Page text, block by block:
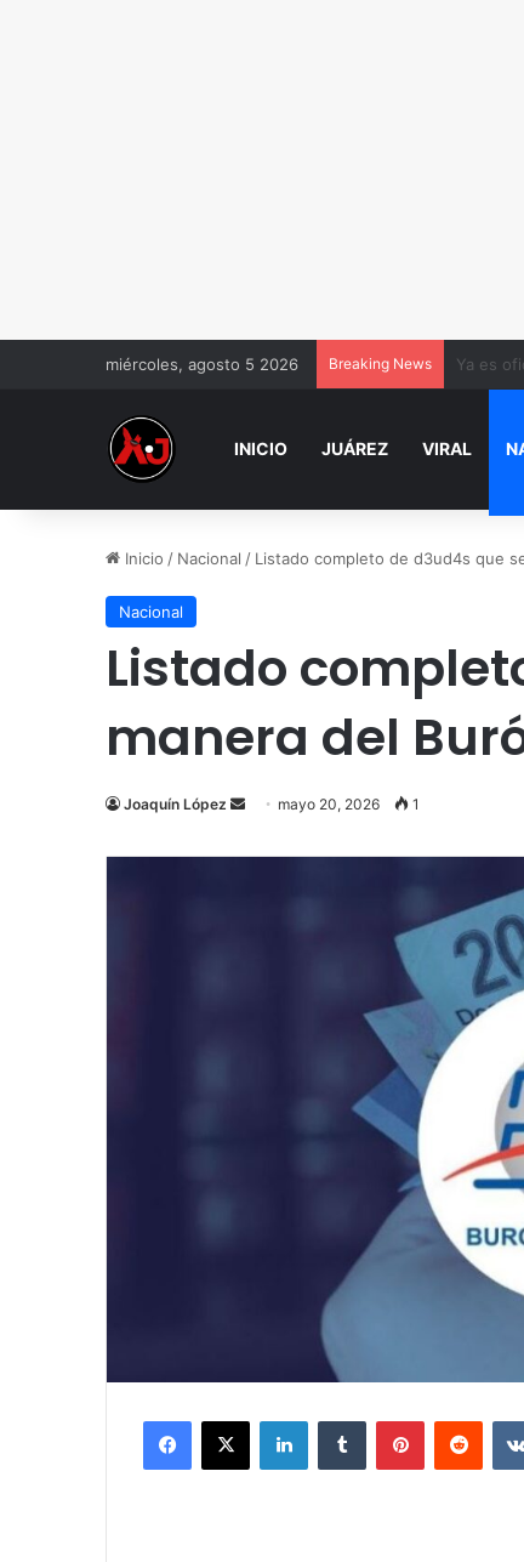
miércoles, agosto 5 2026 Breaking News Por este
INICIO JUÁREZ VIRAL
Inicio / Nacional / Listado completo de d3ud4s que
Nacional
Listado
manera del
Joaquín López
Send
email
mayo 20, 2026 1
Facebook
X LinkedInTumblr Pinterest